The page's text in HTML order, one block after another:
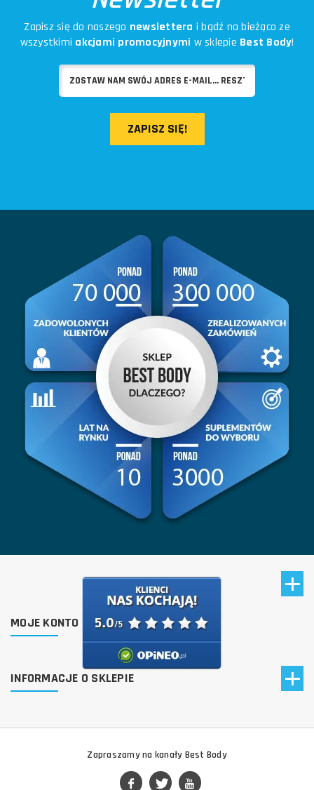
Zapisz się do naszego newslettera i bądź na bieżąco ze
wszystkimi akcjami promocyjnymi w sklepie Best Body!
ZAPISZ SIĘ!
MOJE KONTO
INFORMACJE O SKLEPIE
Zapraszamy na kanały Best Body